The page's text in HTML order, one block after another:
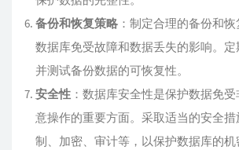
备份和恢复策略 ：制定合理的备份和
数据库免受故障和数据丢失的影响。定
并测试备份数据的可恢复性。
安全性 ：数据库安全性是保护数据免
意操作的重要方面。采取适当的安全
制、加密、审计等，以保护数据库的机